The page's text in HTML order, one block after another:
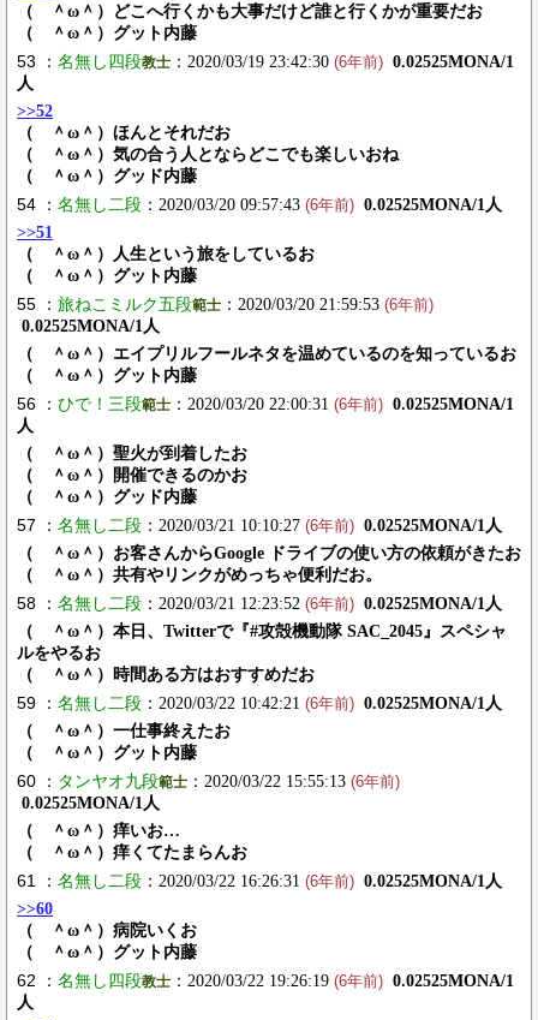
（ ＾ω＾）どこへ行くかも大事だけど誰と行くかが重要だお
（ ＾ω＾）グット内藤
53 ： 名無し四段教士 ：2020/03/19 23:42:30 (6年前) 0.02525MONA/1
人
>>52
（ ＾ω＾）ほんとそれだお
（ ＾ω＾）気の合う人とならどこでも楽しいおね
（ ＾ω＾）グッド内藤
54 ： 名無し二段 ：2020/03/20 09:57:43 (6年前) 0.02525MONA/1人
>>51
（ ＾ω＾）人生という旅をしているお
（ ＾ω＾）グット内藤
55 ： 旅ねこミルク五段範士 ：2020/03/20 21:59:53 (6年前)
0.02525MONA/1人
（ ＾ω＾）エイプリルフールネタを温めているのを知っているお
（ ＾ω＾）グット内藤
56 ： ひで！三段範士 ：2020/03/20 22:00:31 (6年前) 0.02525MONA/1
人
（ ＾ω＾）聖火が到着したお
（ ＾ω＾）開催できるのかお
（ ＾ω＾）グッド内藤
57 ： 名無し二段 ：2020/03/21 10:10:27 (6年前) 0.02525MONA/1人
（ ＾ω＾）お客さんからGoogle ドライブの使い方の依頼がきたお
（ ＾ω＾）共有やリンクがめっちゃ便利だお。
58 ： 名無し二段 ：2020/03/21 12:23:52 (6年前) 0.02525MONA/1人
（ ＾ω＾）本日、Twitterで『#攻殻機動隊 SAC_2045』スペシャ
ルをやるお
（ ＾ω＾）時間ある方はおすすめだお
59 ： 名無し二段 ：2020/03/22 10:42:21 (6年前) 0.02525MONA/1人
（ ＾ω＾）一仕事終えたお
（ ＾ω＾）グット内藤
60 ： タンヤオ九段範士 ：2020/03/22 15:55:13 (6年前)
0.02525MONA/1人
（ ＾ω＾）痒いお…
（ ＾ω＾）痒くてたまらんお
61 ： 名無し二段 ：2020/03/22 16:26:31 (6年前) 0.02525MONA/1人
>>60
（ ＾ω＾）病院いくお
（ ＾ω＾）グット内藤
62 ： 名無し四段教士 ：2020/03/22 19:26:19 (6年前) 0.02525MONA/1
人